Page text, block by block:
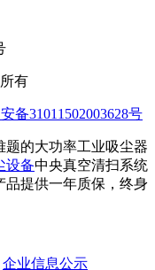
有
备31011502003628号
题的大功率工业吸尘器
设备中央真空清扫系统
品提供一年质保，终身
企业信息公示